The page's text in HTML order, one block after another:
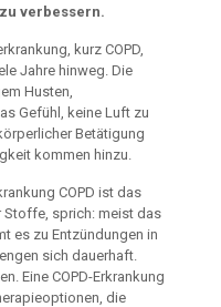
verbessern.
kurz COPD,
Jahre hinweg. Die
Husten,
Gefühl, keine Luft zu
Betätigung
kommen hinzu.
COPD ist das
Stoffe, sprich: meist das
es zu Entzündungenin
sich dauerhaft.
Eine COPD-Erkrankung
die